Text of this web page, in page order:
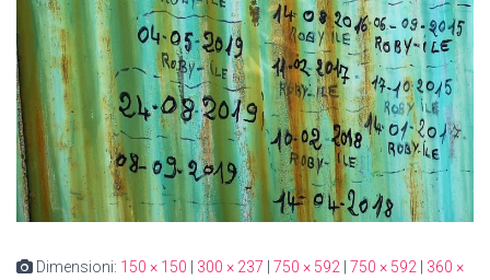
Dimensioni: 150 × 150 300 × 237 750 × 592 750 × 592
360 ×